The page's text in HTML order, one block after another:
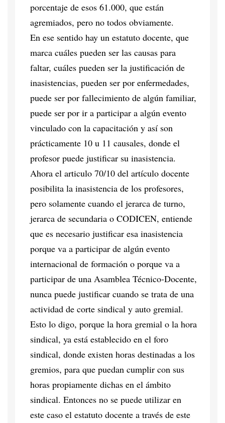
porcentaje de esos 61.000, que están
agremiados, pero no todos obviamente.
En ese sentido hay un estatuto docente, que
marca cuáles pueden ser las causas para
faltar, cuáles pueden ser la justificación de
inasistencias, pueden ser por enfermedades,
puede ser por fallecimiento de algún familiar,
puede ser por ir a participar a algún evento
vinculado con la capacitación y así son
prácticamente 10 u 11 causales, donde el
profesor puede justificar su inasistencia.
Ahora el articulo 70/10 del artículo docente
posibilita la inasistencia de los profesores,
pero solamente cuando el jerarca de turno,
jerarca de secundaria o CODICEN, entiende
que es necesario justificar esa inasistencia
porque va a participar de algún evento
internacional de formación o porque va a
participar de una Asamblea Técnico-Docente,
nunca puede justificar cuando se trata de una
actividad de corte sindical y auto gremial.
Esto lo digo, porque la hora gremial o la hora
sindical, ya está establecido en el foro
sindical, donde existen horas destinadas a los
gremios, para que puedan cumplir con sus
horas propiamente dichas en el ámbito
sindical. Entonces no se puede utilizar en
este caso el estatuto docente a través de este